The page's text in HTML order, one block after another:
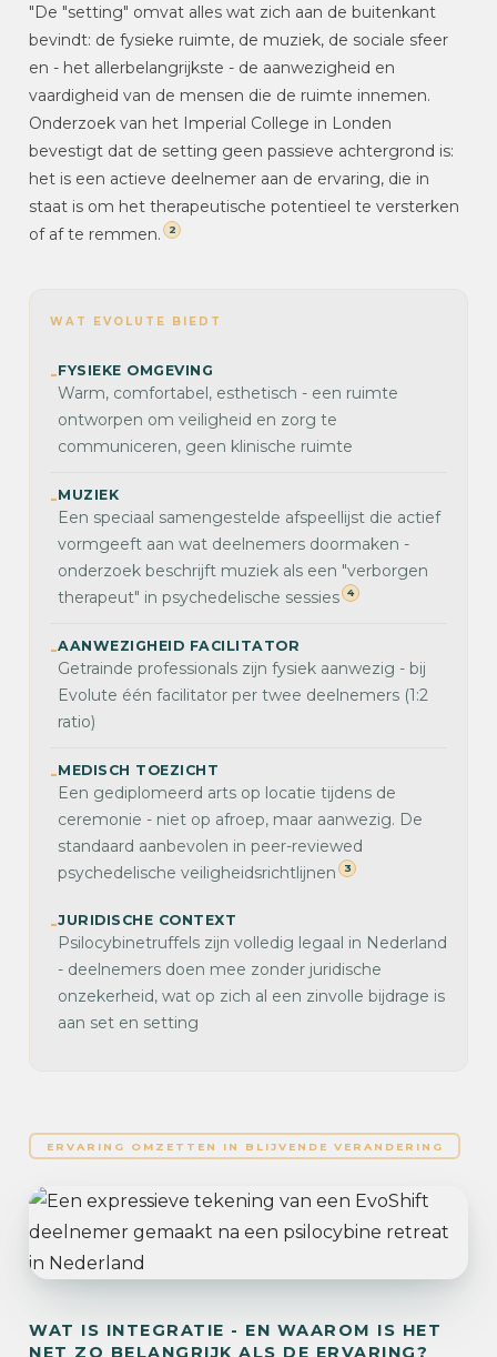
"De "setting" omvat alles wat zich aan de buitenkant
bevindt: de fysieke ruimte, de muziek, de sociale sfeer
en - het allerbelangrijkste - de aanwezigheid en
vaardigheid van de mensen die de ruimte innemen.
Onderzoek van het Imperial College in Londen
bevestigt dat de setting geen passieve achtergrond is:
het is een actieve deelnemer aan de ervaring, die in
staat is om het therapeutische potentieel te versterken
of af te remmen.
2
WAT EVOLUTE BIEDT
-FYSIEKE OMGEVING
Warm, comfortabel, esthetisch - een ruimte
ontworpen om veiligheid en zorg te
communiceren, geen klinische ruimte
-MUZIEK
Een speciaal samengestelde afspeellijst die actief
vormgeeft aan wat deelnemers doormaken -
onderzoek beschrijft muziek als een "verborgen
therapeut" in psychedelische sessies
4
-AANWEZIGHEID FACILITATOR
Getrainde professionals zijn fysiek aanwezig - bij
Evolute één facilitator per twee deelnemers (1:2
ratio)
-MEDISCH TOEZICHT
Een gediplomeerd arts op locatie tijdens de
ceremonie - niet op afroep, maar aanwezig. De
standaard aanbevolen in peer-reviewed
psychedelische veiligheidsrichtlijnen
3
-JURIDISCHE CONTEXT
Psilocybinetruffels zijn volledig legaal in Nederland
- deelnemers doen mee zonder juridische
onzekerheid, wat op zich al een zinvolle bijdrage is
aan set en setting
ERVARING OMZETTEN IN BLIJVENDE VERANDERING
WAT IS INTEGRATIE - EN WAAROM IS HET